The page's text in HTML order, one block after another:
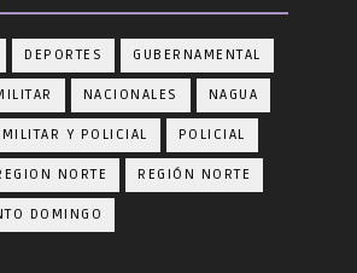
DEPORTES GUBERNAMENTAL
NACIONALES NAGUA
Y POLICIAL POLICIAL
NORTE REGIÓN NORTE
DOMINGO